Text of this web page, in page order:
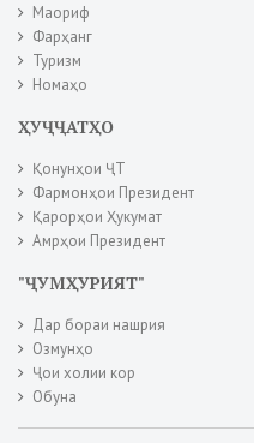
Маориф
Фарҳанг
Туризм
Номаҳо
ҲУҶҶАТҲО
Қонунҳои ҶТ
Фармонҳои Президент
Қарорҳои Ҳукумат
Амрҳои Президент
"ҶУМҲУРИЯТ"
Дар бораи нашрия
Озмунҳо
Ҷои холии кор
Обуна